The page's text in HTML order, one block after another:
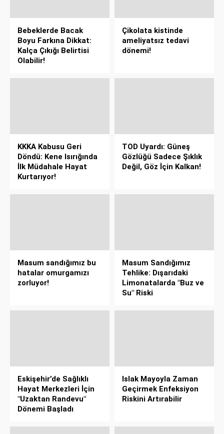
Bebeklerde Bacak
Boyu Farkına Dikkat:
Kalça Çıkığı Belirtisi
Olabilir!
Çikolata kistinde
ameliyatsız tedavi
dönemi!
KKKA Kabusu Geri
Döndü: Kene Isırığında
İlk Müdahale Hayat
Kurtarıyor!
TOD Uyardı: Güneş
Gözlüğü Sadece Şıklık
Değil, Göz İçin Kalkan!
Masum sandığımız bu
hatalar omurgamızı
zorluyor!
Masum Sandığımız
Tehlike: Dışarıdaki
Limonatalarda "Buz ve
Su" Riski
Eskişehir’de Sağlıklı
Hayat Merkezleri İçin
"Uzaktan Randevu"
Dönemi Başladı
Islak Mayoyla Zaman
Geçirmek Enfeksiyon
Riskini Artırabilir